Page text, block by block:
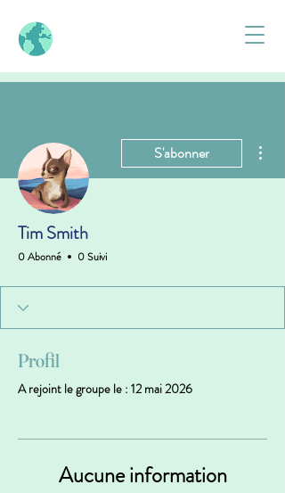
S'abonner
Tim Smith
0 Abonné 0 Suivi
Profil
A rejoint le groupe le : 12 mai 2026
Aucune information